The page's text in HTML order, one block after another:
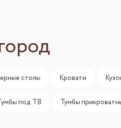
столы Кровати
под ТВ Тумбы